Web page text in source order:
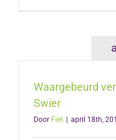
Waargebeurd
Swier
Door Fiet | april 18th,